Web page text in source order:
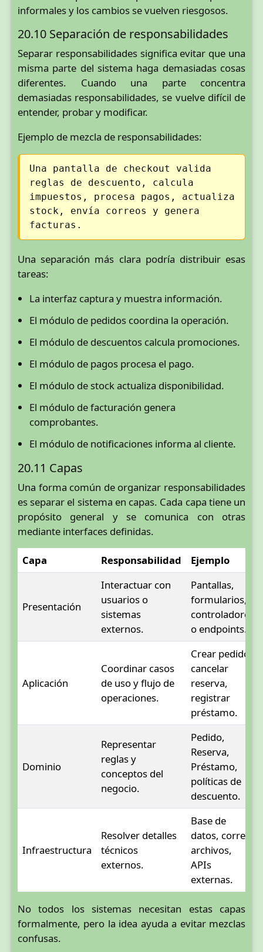
informales y los cambios se vuelven riesgosos.
20.10 Separación de responsabilidades
Separar responsabilidades significa evitar que una
misma parte del sistema haga demasiadas cosas
diferentes. Cuando una parte concentra
demasiadas responsabilidades, se vuelve difícil de
entender, probar y modificar.
Ejemplo de mezcla de responsabilidades:
Una pantalla de checkout valida
reglas de descuento, calcula
impuestos, procesa pagos, actualiza
stock, envía correos y genera
facturas.
Una separación más clara podría distribuir esas
tareas:
La interfaz captura y muestra información.
El módulo de pedidos coordina la operación.
El módulo de descuentos calcula promociones.
El módulo de pagos procesa el pago.
El módulo de stock actualiza disponibilidad.
El módulo de facturación genera
comprobantes.
El módulo de notificaciones informa al cliente.
20.11 Capas
Una forma común de organizar responsabilidades
es separar el sistema en capas. Cada capa tiene un
propósito general y se comunica con otras
mediante interfaces definidas.
Capa Responsabilidad Ejemplo
Presentación
Interactuar con
usuarios o
sistemas
externos.
Pantallas,
formularios,
controladores
o endpoints.
Aplicación
Coordinar casos
de uso y flujo de
operaciones.
Crear pedido,
cancelar
reserva,
registrar
préstamo.
Dominio
Representar
reglas y
conceptos del
negocio.
Pedido,
Reserva,
Préstamo,
políticas de
descuento.
Infraestructura
Resolver detalles
técnicos
externos.
Base de
datos, correo,
archivos,
APIs
externas.
No todos los sistemas necesitan estas capas
formalmente, pero la idea ayuda a evitar mezclas
confusas.